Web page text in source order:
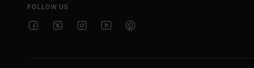
FOLLOW US